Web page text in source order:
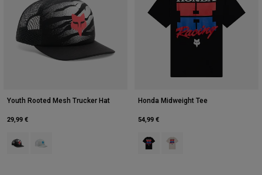
Youth Rooted Mesh Trucker Hat
29,99 €
Product swatch type of Preto.
Product swatch type of Cinzento Claro.
Honda Midweight Tee
54,99 €
Product swatch type of Preto.
Product swatch type of